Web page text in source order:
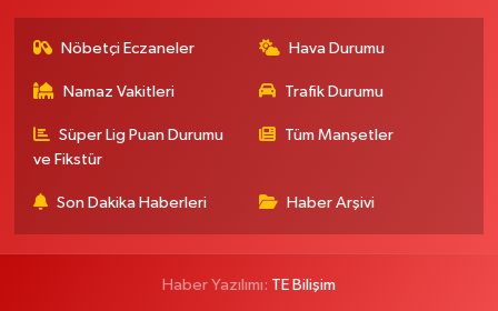
Nöbetçi Eczaneler Hava Durumu
Namaz Vakitleri Trafik Durumu
Süper Lig Puan Durumu
ve Fikstür
Tüm Manşetler
Son Dakika Haberleri Haber Arşivi
Haber Yazılımı: TE Bilişim